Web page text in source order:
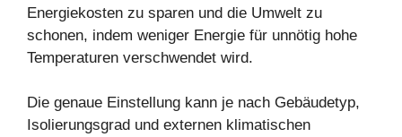
Energiekosten zu sparen und die Umwelt zu
schonen, indem weniger Energie für unnötig hohe
Temperaturen verschwendet wird.
Die genaue Einstellung kann je nach Gebäudetyp,
Isolierungsgrad und externen klimatischen